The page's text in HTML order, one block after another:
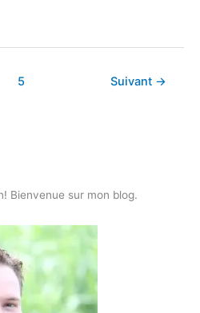
5 Suivant →
Bienvenue sur mon blog.